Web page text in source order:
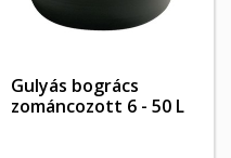
Gulyás bogrács
zománcozott 6 - 50 L